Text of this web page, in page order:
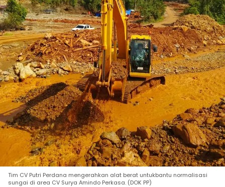
Tim CV Putri Perdana mengerahkan alat berat untukbantu normalisasi
sungai di area CV Surya Amindo Perkasa. (DOK PP)